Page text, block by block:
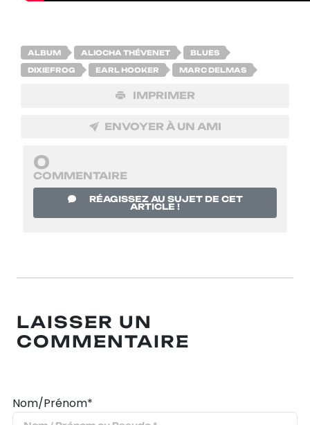
ALBUM ALIOCHA THÉVENET BLUES
DIXIEFROG EARL HOOKER MARC DELMAS
IMPRIMER
ENVOYER À UN AMI
0
COMMENTAIRE
RÉAGISSEZ AU SUJET DE CET
ARTICLE !
LAISSER UN
COMMENTAIRE
Nom/Prénom*